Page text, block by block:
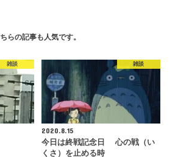
らの記事も人気です。
雑談 雑談
2020.8.15
今日は終戦記念日 心の戦（い
くさ）を止める時